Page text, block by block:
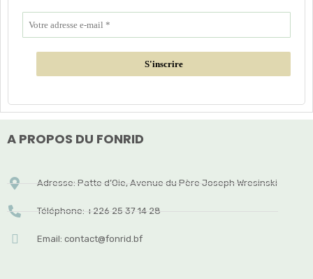
A PROPOS DU FONRID
Adresse: Patte d’Oie, Avenue du Père Joseph Wresinski
Téléphone: +226 25 37 14 28
Email: contact@fonrid.bf